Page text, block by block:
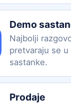
Demo
Najbolji
pretvaraju se
sastanke.
Prodaje